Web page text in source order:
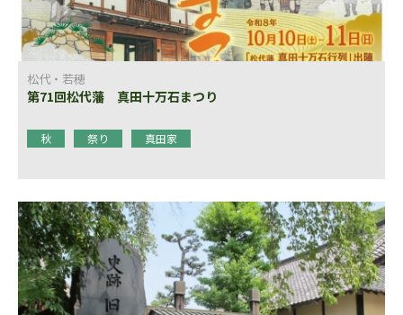
松代・若穂
第71回松代藩 真田十万石まつり
秋 祭り 真田家